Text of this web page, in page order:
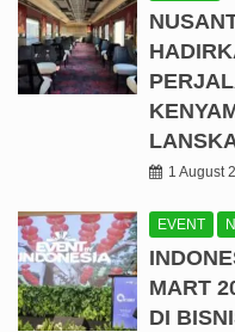
1 August
EVENT
MART
DI